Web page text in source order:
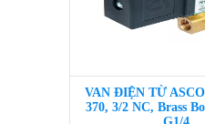
VAN ĐIỆN TỪ ASCO
370, 3/2 NC, Brass